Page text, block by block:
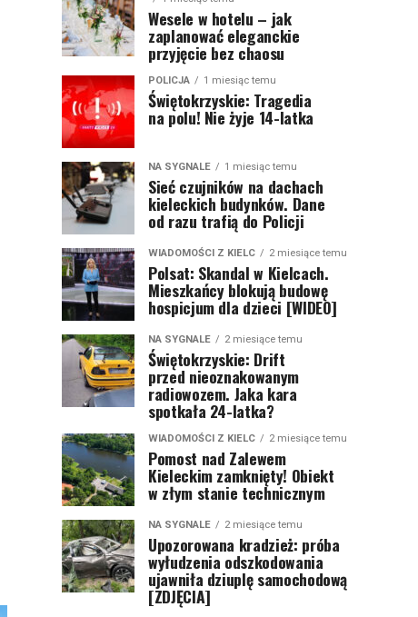
Wesele w hotelu – jak
zaplanować eleganckie
przyjęcie bez chaosu
POLICJA 1 miesiąc temu
Świętokrzyskie: Tragedia
na polu! Nie żyje 14-latka
NA SYGNALE 1 miesiąc temu
Sieć czujników na dachach
kieleckich budynków. Dane
od razu trafią do Policji
WIADOMOŚCI Z KIELC 2 miesiące temu
Polsat: Skandal w Kielcach.
Mieszkańcy blokują budowę
hospicjum dla dzieci [WIDEO]
NA SYGNALE 2 miesiące temu
Świętokrzyskie: Drift
przed nieoznakowanym
radiowozem. Jaka kara
spotkała 24-latka?
WIADOMOŚCI Z KIELC 2 miesiące temu
Pomost nad Zalewem
Kieleckim zamknięty! Obiekt
w złym stanie technicznym
NA SYGNALE 2 miesiące temu
Upozorowana kradzież: próba
wyłudzenia odszkodowania
ujawniła dziuplę samochodową
[ZDJĘCIA]